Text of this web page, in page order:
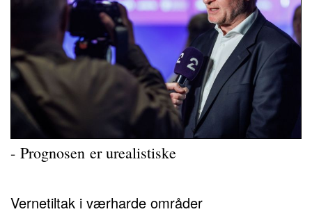
- Prognosen er urealistiske
Vernetiltak i værharde områder